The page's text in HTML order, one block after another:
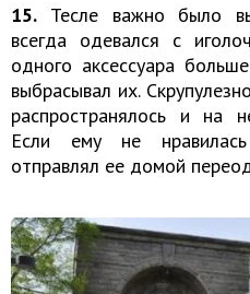
15. Тесле важно было
всегда одевался с
одного аксессуара
выбрасывал их.
распространялось и на
Если ему не
отправлял ее домой